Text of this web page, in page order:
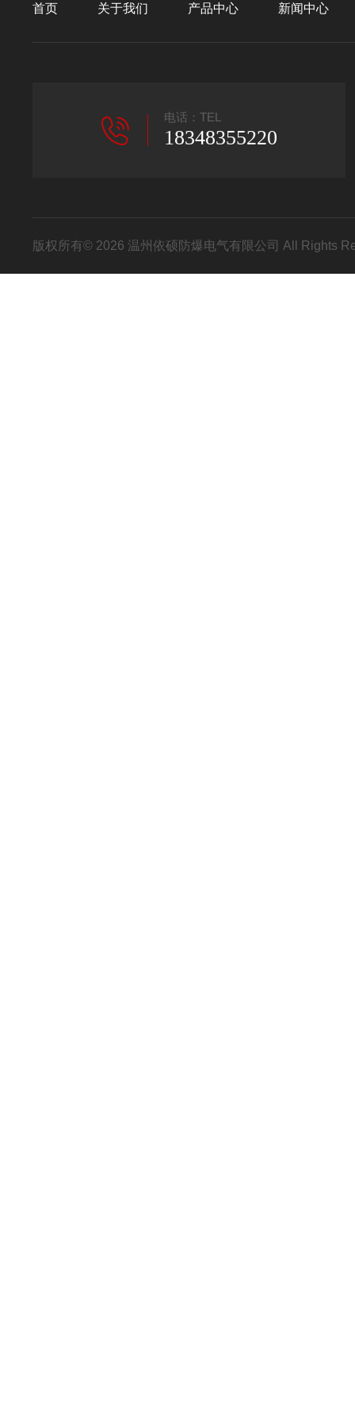
首页 关于我们 产品中心 新闻中心
电话：TEL
18348355220
版权所有© 2026 温州依硕防爆电气有限公司 All Rights